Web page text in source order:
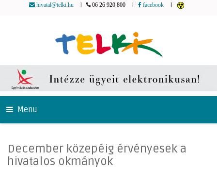
hivatal@telki.hu 06 26 920 800 facebook
Menu
December közepéig érvényesek a
hivatalos okmányok